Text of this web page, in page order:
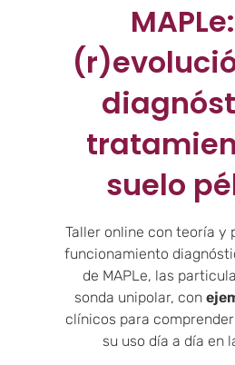
suelo
Taller online con teoría y
funcionamiento
de MAPLe, las
sonda unipolar, con
clínicos para
su uso día a día en